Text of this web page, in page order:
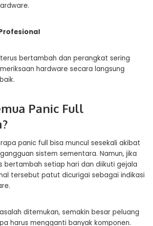
bertambah dan perangkat sering
hardware secara langsung
Panic Full
panic full bisa muncul sesekali akibat
sistem sementara. Namun, jika
bertambah setiap hari dan diikuti gejala
tersebut patut dicurigai sebagai indikasi
ditemukan, semakin besar peluang
harus mengganti banyak komponen.